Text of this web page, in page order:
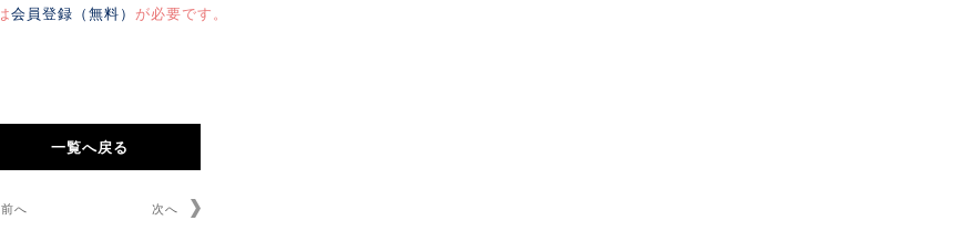
会員登録（無料） が必要です。
一覧へ戻る
前へ 次へ